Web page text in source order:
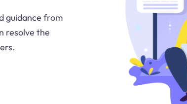
guidance from
resolve the